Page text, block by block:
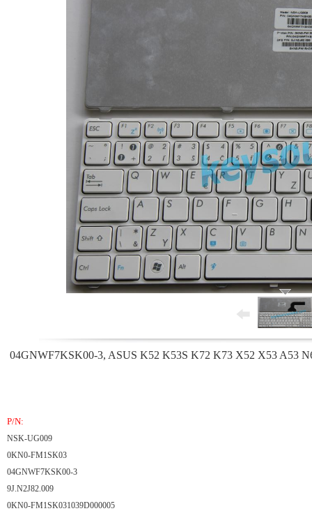
04GNWF7KSK00-3, ASUS K52 K53S K72 K73 X52 X53 A53
P/N:
NSK-UG009
0KN0-FM1SK03
04GNWF7KSK00-3
9J.N2J82.009
0KN0-FM1SK031039D000005